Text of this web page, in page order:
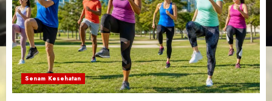
Senam Kesehatan